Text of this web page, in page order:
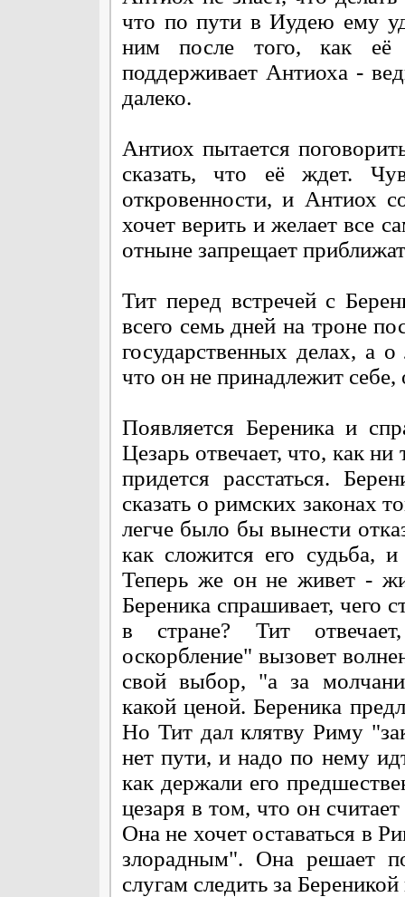
что по пути в Иудею ему
ним после того, как её
поддерживает Антиоха -
далеко.
Антиох пытается
сказать, что её ждет.
откровенности, и Антиох
хочет верить и желает все
отныне запрещает
Тит перед встречей с
всего семь дней на троне
государственных делах, а
что он не принадлежит
Появляется Береника и
Цезарь отвечает, что, как
придется расстаться.
сказать о римских законах
легче было бы вынести
как сложится его судьба,
Теперь же он не живет -
Береника спрашивает, чего
в стране? Тит
оскорбление" вызовет
свой выбор, "а за
какой ценой. Береника
Но Тит дал клятву Риму
нет пути, и надо по нему
как держали его
цезаря в том, что он
Она не хочет оставаться в
злорадным". Она решает
слугам следить за